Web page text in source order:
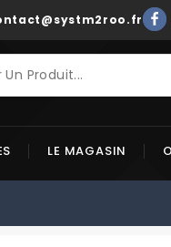
LE MAGASIN